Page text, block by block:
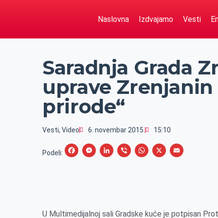
Naslovna Izdvajamo Vesti
Saradnja Grada
uprave Zrenjanin
prirode“
Vesti,Video 6. novembar 2015. 15:10
Podeli:
F
M
L
V
W
X
U Multimedijalnoj saliGradskekuće je potpisan